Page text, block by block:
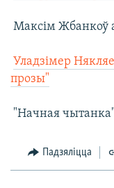
 Максім Жбанкоў
Уладзімер
прозы"
 "Начная
Падзяліцца